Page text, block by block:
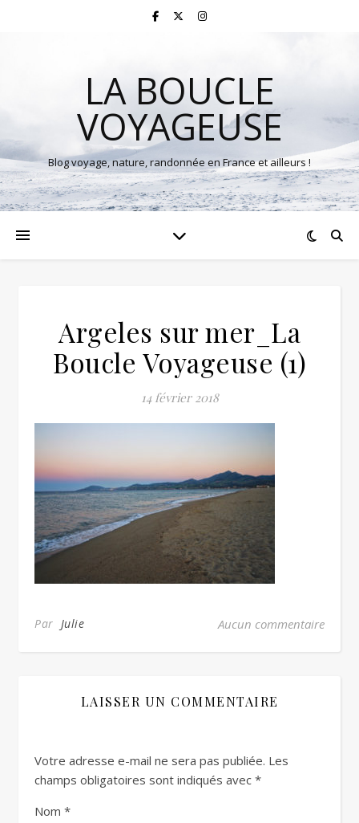
LA BOUCLE
VOYAGEUSE
Blog voyage, nature, randonnée en France et ailleurs !
Argeles sur mer_La
Boucle Voyageuse (1)
14 février 2018
Par Julie Aucun commentaire
LAISSER UN COMMENTAIRE
Votre adresse e-mail ne sera pas publiée. Les
champs obligatoires sont indiqués avec *
Nom *